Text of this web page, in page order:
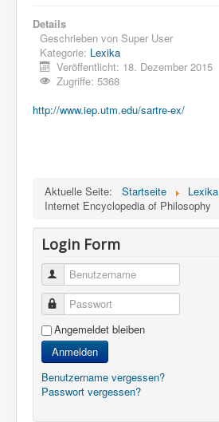
Kontakt
Impressum
Details
Geschrieben von Super User
Kategorie: Lexika
Veröffentlicht: 18. Dezember 2015
Zugriffe: 5368
http://www.iep.utm.edu/sartre-ex/
Aktuelle Seite: Startseite
Lexika
Internet Encyclopedia of Philosophy
Login Form
Benutzername
Passwort
Angemeldet bleiben
Anmelden
Benutzername vergessen?
Passwort vergessen?